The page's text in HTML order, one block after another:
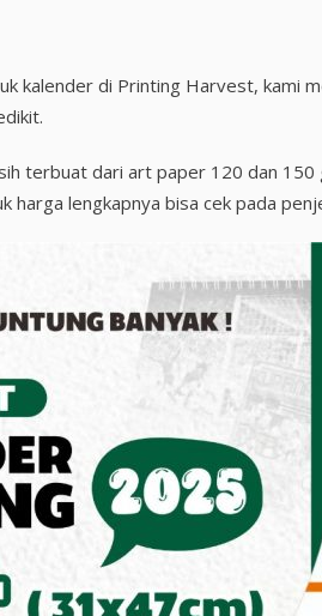
kalender di Printing Harvest, kami
terbuat dari art paper 120 dan 150
harga lengkapnya bisa cek pada